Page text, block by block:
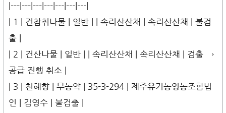
|---|---|---|---|---|---|---|
| 1 | 건참취나물 | 일반 | | 속리산산채 | 속리산산채 | 불검
출 |
| 2 | 건산나물 | 일반 | | 속리산산채 | 속리산산채 | 검출 →
공급 진행 취소 |
| 3 | 천혜향 | 무농약 | 35-3-294 | 제주유기농영농조합법
인 | 김영수 | 불검출 |